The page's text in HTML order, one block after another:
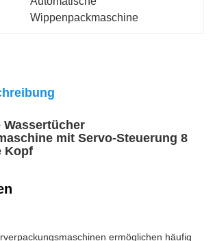
Wippenpackmaschine
mit Servo-Steuerung 8
Kopf
ermöglichen häufig